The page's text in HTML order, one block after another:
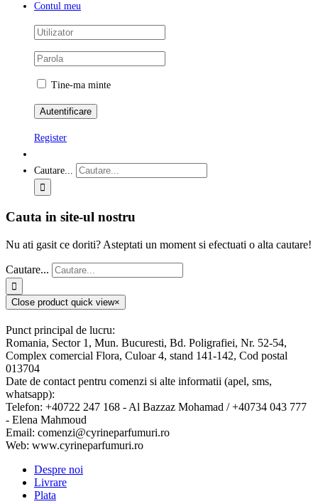
Contul meu
Tine-ma minte
Register
Cautare...
Cauta in site-ul nostru
Nu ati gasit ce doriti? Asteptati un moment si efectuati o alta cautare!
Cautare...
Close product quick view×
Punct principal de lucru:
Romania, Sector 1, Mun. Bucuresti, Bd. Poligrafiei, Nr. 52-54,
Complex comercial Flora, Culoar 4, stand 141-142, Cod postal
013704
Date de contact pentru comenzi si alte informatii (apel, sms,
whatsapp):
Telefon: +40722 247 168 - Al Bazzaz Mohamad / +40734 043 777
- Elena Mahmoud
Email: comenzi@cyrineparfumuri.ro
Web: www.cyrineparfumuri.ro
Despre noi
Livrare
Plata